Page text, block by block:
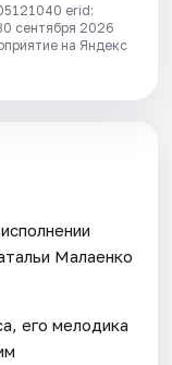
erid:
сентября 2026
на Яндекс
Малаенко
его мелодика